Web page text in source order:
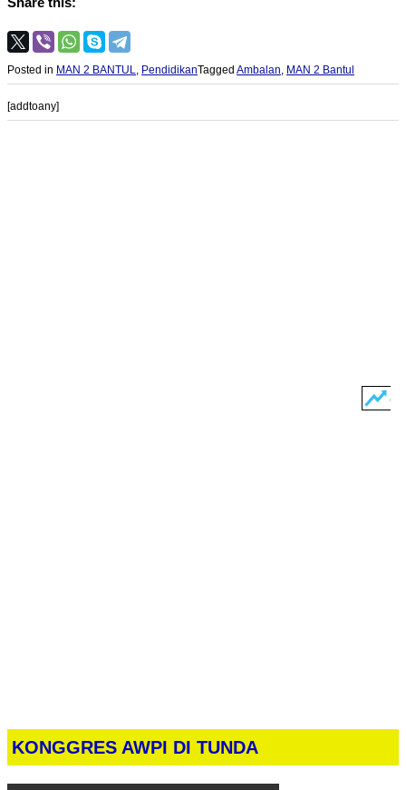
Posted in MAN 2 BANTUL PendidikanTagged Ambalan MAN 2 Bantul
[addtoany]
KONGGRES AWPI DI TUNDA